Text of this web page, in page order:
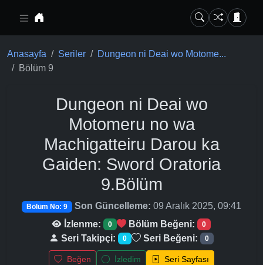
Anasayfa Seriler
Dungeon ni Deai wo Motome...
Bölüm 9
Dungeon ni Deai wo
Motomeru no wa
Machigatteiru Darou ka
Gaiden: Sword Oratoria
9.Bölüm
Bölüm No: 9 Son Güncelleme: 09 Aralık 2025, 09:41
İzlenme:
0 Bölüm Beğeni: 0
Seri Takipçi: 0 Seri Beğeni: 0
Beğen İzledim Seri Sayfası